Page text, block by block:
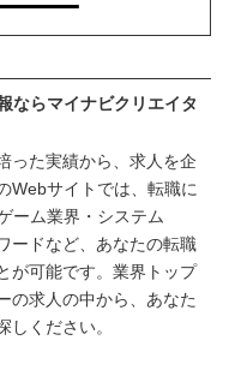
ならマイナビクリエイタ
った実績から、求人を企
Webサイトでは、転職に
ーム業界・システム
ードなど、あなたの転職
が可能です。業界トップ
の求人の中から、あなた
ください。